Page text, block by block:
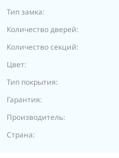
Тип замка:
Количество дверей:
Количество секций:
Цвет:
Тип покрытия:
Гарантия:
Производитель:
Страна: